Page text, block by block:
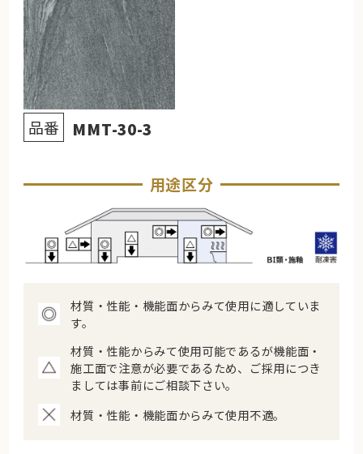
品番 MMT-30-3
用途区分
材質・性能・機能面からみて使用に適していま
す。
材質・性能からみて使用可能であるが機能面・
施工面で注意が必要であるため、ご採用につき
ましては事前にご相談下さい。
材質・性能・機能面からみて使用不適。